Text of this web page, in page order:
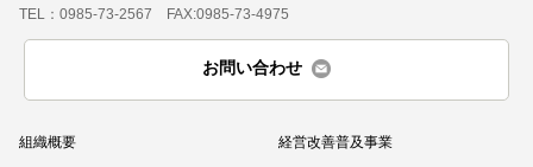
TEL：0985-73-2567 FAX:0985-73-4975
お問い合わせ
組織概要 経営改善普及事業